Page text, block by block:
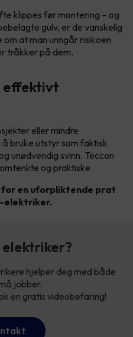
klippes før montering – og
gulv, er de vanskelig
at man unngår risikoen
tråkker på dem.
effektivt
eller mindre
bruke utstyr som faktisk
unødvendig svinn. Teccon
og praktiske.
for en uforpliktende prat
elektriker.
hjelper deg med både
jobber.
en gratis videobefaring!